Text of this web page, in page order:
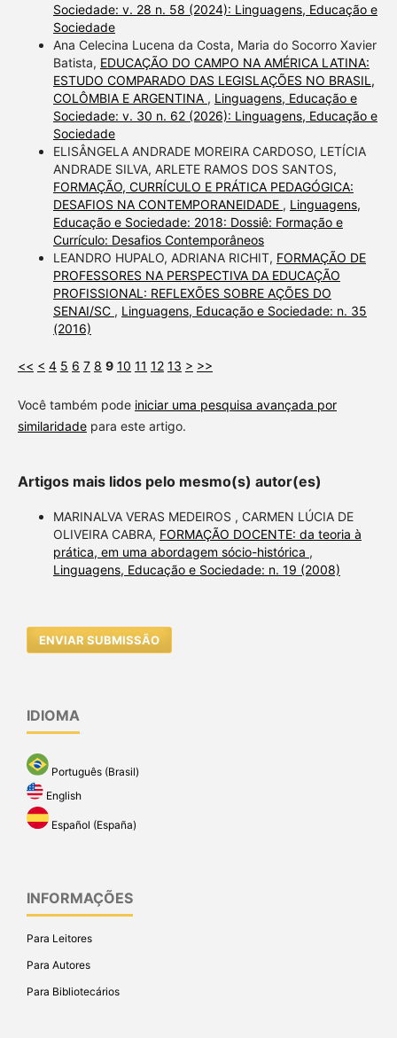
Sociedade: v. 28 n. 58 (2024): Linguagens, Educação e
Sociedade
Ana Celecina Lucena da Costa, Maria do Socorro Xavier
Batista, EDUCAÇÃO DO CAMPO NA AMÉRICA LATINA:
ESTUDO COMPARADO DAS LEGISLAÇÕES NO BRASIL,
COLÔMBIA E ARGENTINA , Linguagens, Educação e
Sociedade: v. 30 n. 62 (2026): Linguagens, Educação e
Sociedade
ELISÂNGELA ANDRADE MOREIRA CARDOSO, LETÍCIA
ANDRADE SILVA, ARLETE RAMOS DOS SANTOS,
FORMAÇÃO, CURRÍCULO E PRÁTICA PEDAGÓGICA:
DESAFIOS NA CONTEMPORANEIDADE , Linguagens,
Educação e Sociedade: 2018: Dossiê: Formação e
Currículo: Desafios Contemporâneos
LEANDRO HUPALO, ADRIANA RICHIT, FORMAÇÃO DE
PROFESSORES NA PERSPECTIVA DA EDUCAÇÃO
PROFISSIONAL: REFLEXÕES SOBRE AÇÕES DO
SENAI/SC , Linguagens, Educação e Sociedade: n. 35
(2016)
<< < 4 5 6 7 8 9 10 11 12 13 > >>
Você também pode iniciar uma pesquisa avançada por
similaridadepara este artigo.
Artigos mais lidos pelo mesmo(s) autor(es)
MARINALVA VERAS MEDEIROS , CARMEN LÚCIA DE
OLIVEIRA CABRA, FORMAÇÃO DOCENTE: da teoria à
prática, em uma abordagem sócio-histórica ,
Linguagens, Educação e Sociedade: n. 19 (2008)
ENVIAR SUBMISSÃO
IDIOMA
Português (Brasil)
English
Español (España)
INFORMAÇÕES
Para Leitores
Para Autores
Para Bibliotecários